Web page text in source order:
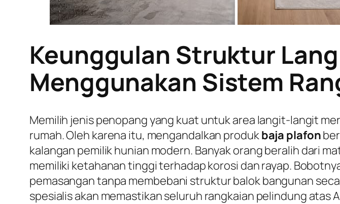
Keunggulan Struktur
Menggunakan Sistem
Memilih jenis penopang yang kuat untuk area langit-langit
rumah. Oleh karena itu, mengandalkan produkbaja plafon
kalangan pemilik hunian modern. Banyak orang beralih dari
memiliki ketahanan tinggi terhadap korosi dan rayap.
pemasangan tanpa membebani struktur balok bangunan
spesialis akan memastikan seluruh rangkaian pelindung